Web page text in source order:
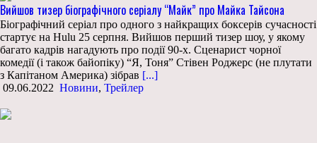
Вийшов тизер біографічного серіалу “Майк” про Майка Тайсона
Біографічний серіал про одного з найкращих боксерів сучасності
стартує на Hulu 25 серпня. Вийшов перший тизер шоу, у якому
багато кадрів нагадують про події 90-х. Сценарист чорної
комедії (і також байопіку) “Я, Тоня” Стівен Роджерс (не плутати
з Капітаном Америка) зібрав [...]
09.06.2022 Новини, Трейлер